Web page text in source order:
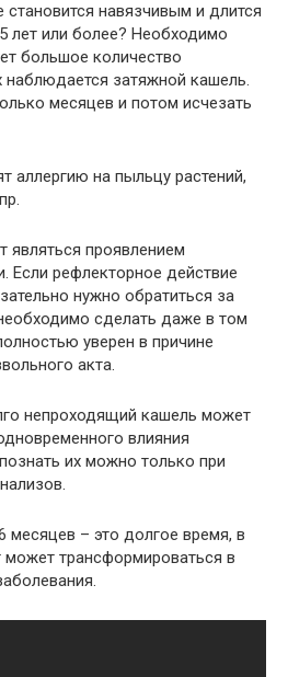
навязчивым и длится
лет или более? Необходимо
большое количество
наблюдается затяжной кашель.
месяцев и потом исчезать
аллергию на пыльцу растений,
проявлением
Если рефлекторное действие
нужно обратиться за
сделать даже в том
уверен в причине
акта.
непроходящий кашель может
влияния
их можно только при
месяцев – это долгое время, в
может трансформироваться в